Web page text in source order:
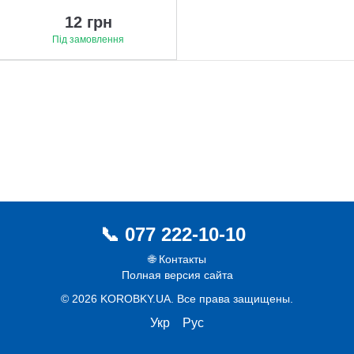
12 грн
Під замовлення
077 222-10-10
🌐 Контакты
Полная версия сайта
© 2026 KOROBKY.UA. Все права защищены.
Укр Рус